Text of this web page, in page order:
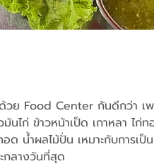
วย Food Center กันดีกว่า เพ
นไก่ ข้าวหน้าเป็ด เกาหลา ไก่
ด น้ำผลไม้ปั่น เหมาะกับการเ
กลางวันที่สุด